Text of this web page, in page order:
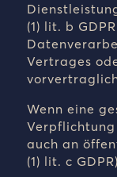
(1) lit. b
Vertrages
Wenn eine
auch an
(1) lit. c